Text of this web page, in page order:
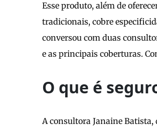
Esse produto, além de
tradicionais, cobre
conversou com duas
e as principais coberturas.
O que é
A consultora Janaine Batista,